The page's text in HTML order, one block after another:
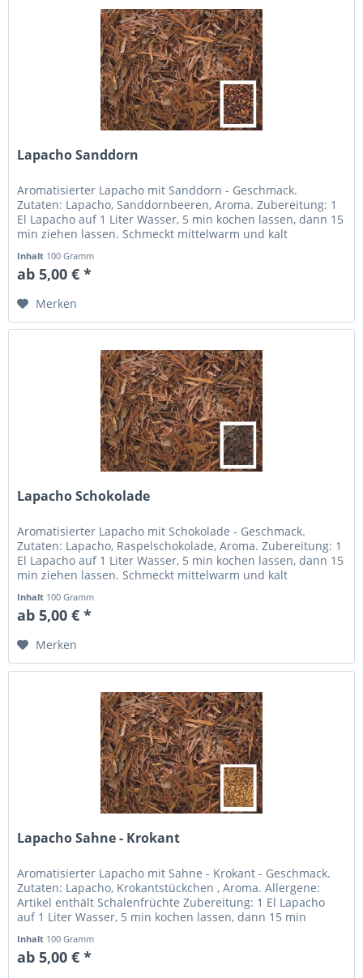
Lapacho Sanddorn
Aromatisierter Lapacho mit Sanddorn - Geschmack.
Zutaten: Lapacho, Sanddornbeeren, Aroma. Zubereitung: 1
El Lapacho auf 1 Liter Wasser, 5 min kochen lassen, dann 15
min ziehen lassen. Schmeckt mittelwarm und kalt
Inhalt 100 Gramm
ab 5,00 € *
Merken
Lapacho Schokolade
Aromatisierter Lapacho mit Schokolade - Geschmack.
Zutaten: Lapacho, Raspelschokolade, Aroma. Zubereitung: 1
El Lapacho auf 1 Liter Wasser, 5 min kochen lassen, dann 15
min ziehen lassen. Schmeckt mittelwarm und kalt
Inhalt 100 Gramm
ab 5,00 € *
Merken
Lapacho Sahne - Krokant
Aromatisierter Lapacho mit Sahne - Krokant - Geschmack.
Zutaten: Lapacho, Krokantstückchen , Aroma. Allergene:
Artikel enthält Schalenfrüchte Zubereitung: 1 El Lapacho
auf 1 Liter Wasser, 5 min kochen lassen, dann 15 min
Inhalt 100 Gramm
ab 5,00 € *